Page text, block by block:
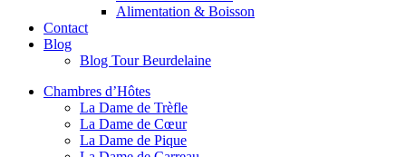
Alimentation & Boisson
Contact
Blog
Blog Tour Beurdelaine
Chambres d’Hôtes
La Dame de Trèfle
La Dame de Cœur
La Dame de Pique